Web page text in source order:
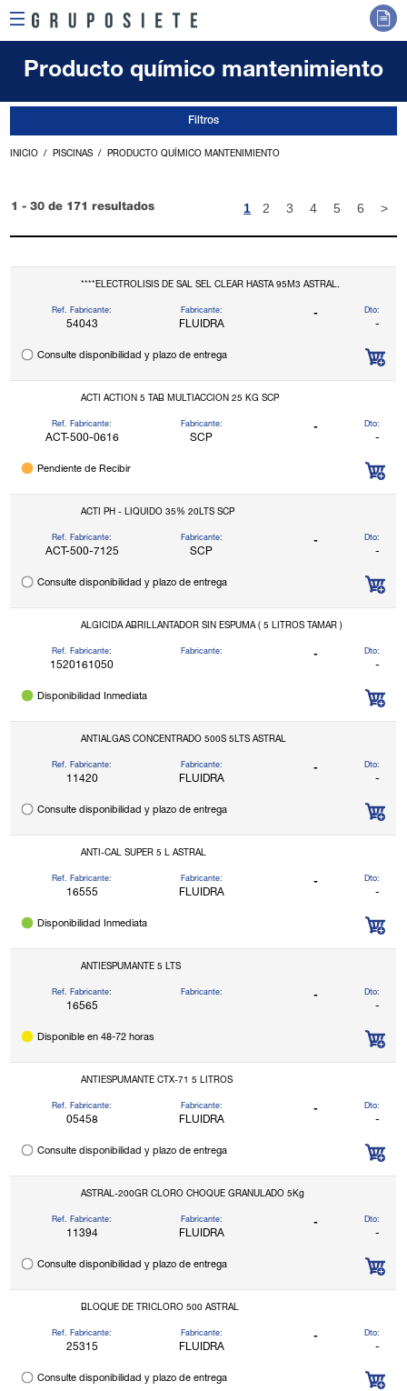
Producto químico mantenimiento
Filtros
INICIO PISCINAS PRODUCTO QUÍMICO MANTENIMIENTO
1 - 30 de 171 resultados 1 2 3 4 5 6 >
****ELECTROLISIS DE SAL SEL CLEAR HASTA 95M3 ASTRAL.
Ref. Fabricante:
54043
Fabricante:
FLUIDRA
- Dto:
-
Consulte disponibilidad y plazo de entrega
ACTI ACTION 5 TAB MULTIACCION 25 KG SCP
Ref. Fabricante:
ACT-500-0616
Fabricante:
SCP
- Dto:
-
Pendiente de Recibir
ACTI PH - LIQUIDO 35% 20LTS SCP
Ref. Fabricante:
ACT-500-7125
Fabricante:
SCP
- Dto:
-
Consulte disponibilidad y plazo de entrega
ALGICIDA ABRILLANTADOR SIN ESPUMA ( 5 LITROS TAMAR )
Ref. Fabricante:
1520161050
Fabricante: - Dto:
-
Disponibilidad Inmediata
ANTIALGAS CONCENTRADO 500S 5LTS ASTRAL
Ref. Fabricante:
11420
Fabricante:
FLUIDRA
- Dto:
-
Consulte disponibilidad y plazo de entrega
ANTI-CAL SUPER 5 L ASTRAL
Ref. Fabricante:
16555
Fabricante:
FLUIDRA
- Dto:
-
Disponibilidad Inmediata
ANTIESPUMANTE 5 LTS
Ref. Fabricante:
16565
Fabricante: - Dto:
-
Disponible en 48-72 horas
ANTIESPUMANTE CTX-71 5 LITROS
Ref. Fabricante:
05458
Fabricante:
FLUIDRA
- Dto:
-
Consulte disponibilidad y plazo de entrega
ASTRAL-200GR CLORO CHOQUE GRANULADO 5Kg
Ref. Fabricante:
11394
Fabricante:
FLUIDRA
- Dto:
-
Consulte disponibilidad y plazo de entrega
BLOQUE DE TRICLORO 500 ASTRAL
Ref. Fabricante:
25315
Fabricante:
FLUIDRA
- Dto:
-
Consulte disponibilidad y plazo de entrega